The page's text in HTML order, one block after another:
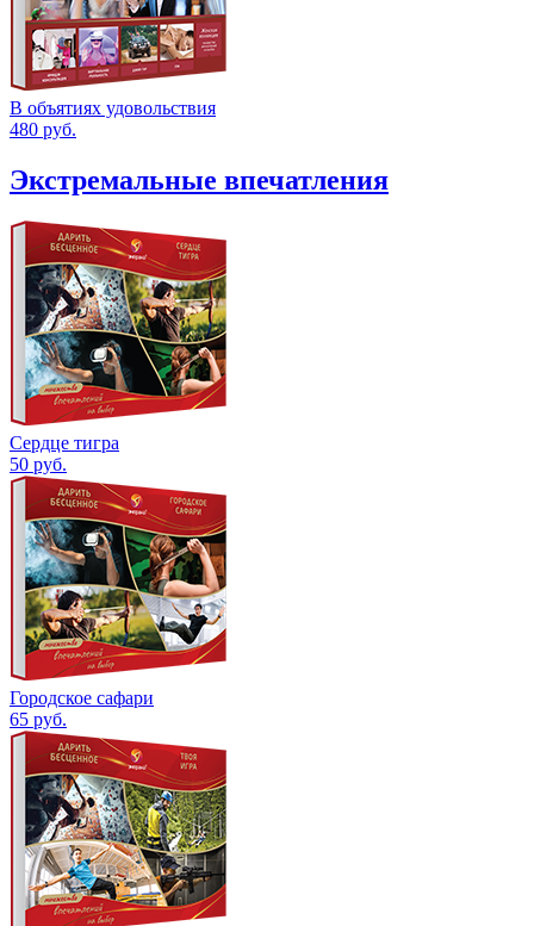
В объятиях удовольствия
480 руб.
Экстремальные впечатления
Сердце тигра
50 руб.
Городское сафари
65 руб.